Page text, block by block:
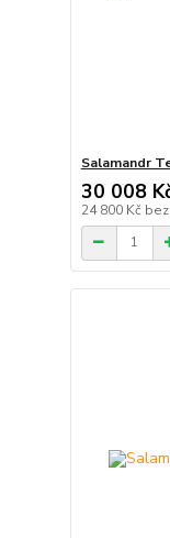
Salamandr
30 008
24 800 Kč